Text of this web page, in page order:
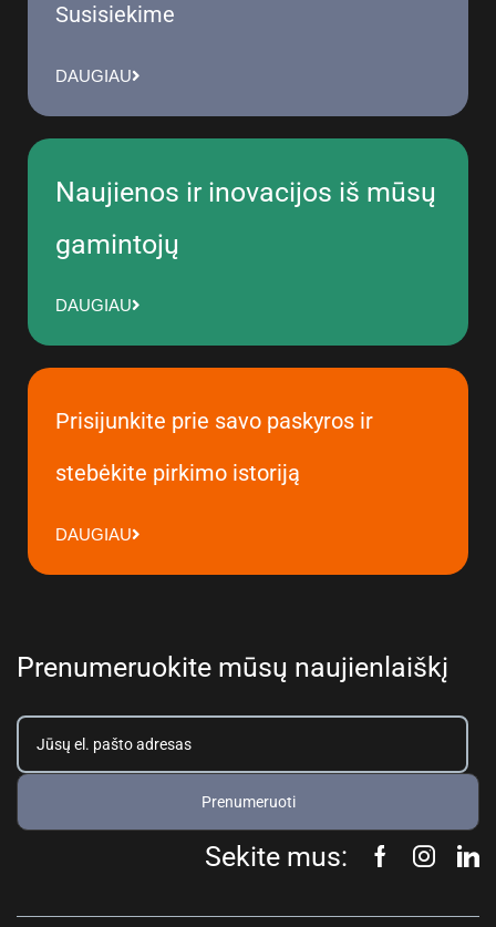
Susisiekime
DAUGIAU
Naujienos ir inovacijos iš mūsų
gamintojų
DAUGIAU
Prisijunkite prie savo paskyros ir
stebėkite pirkimo istoriją
DAUGIAU
Prenumeruokite mūsų naujienlaiškį
Prenumeruoti
Sekite mus: